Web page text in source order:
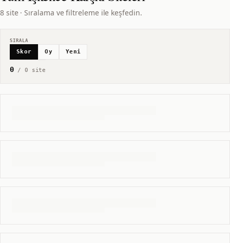
8 site · Sıralama ve filtreleme ile keşfedin.
SIRALA
Skor Oy Yeni
0/ 0 site